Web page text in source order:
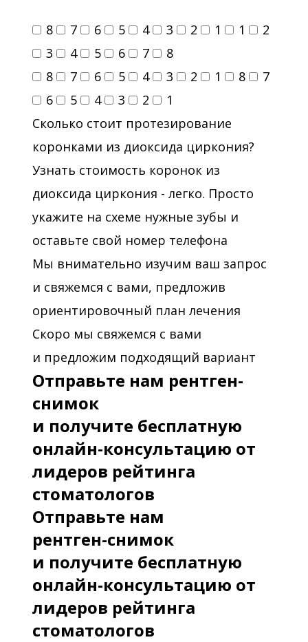
8 7 6 5 4 3 2 1 1
2
3
4 5 6 7
8
8
7 6 5 4 3 2 1 8
7
6
5 4 3 2
1
Сколько стоит протезирование
коронками из диоксида циркония?
Узнать стоимость коронок из
диоксида циркония - легко. Просто
укажите на схеме нужные зубы и
оставьте свой номер телефона
Мы внимательно изучим ваш запрос
и свяжемся с вами, предложив
ориентировочный план лечения
Скоро мы свяжемся с вами
и предложим подходящий вариант
Отправьте нам рентген-
снимок
и получите бесплатную
онлайн-консультацию от
лидеров рейтинга
стоматологов
Отправьте нам
рентген-снимок
и получите бесплатную
онлайн-консультацию от
лидеров рейтинга
стоматологов